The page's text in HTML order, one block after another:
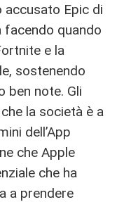
accusato Epic di
quando
e la
sostenendo
ben note. Gli
la società è a
dell’App
che Apple
che ha
a prendere